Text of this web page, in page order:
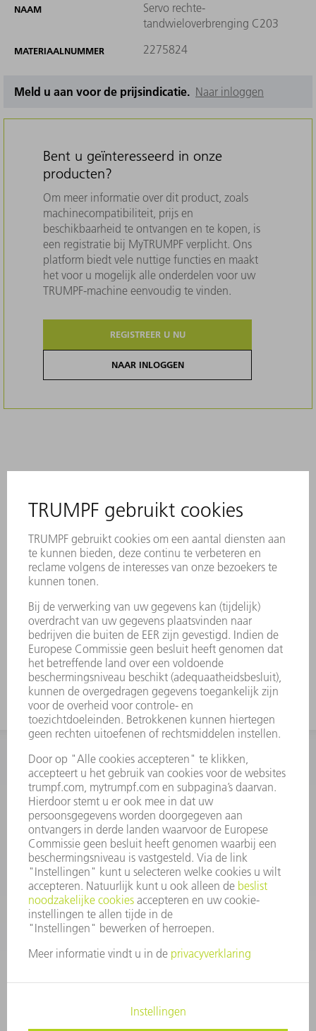
NAAM
Servo rechte-
tandwieloverbrenging C203
MATERIAALNUMMER 2275824
Meld u aan voor de prijsindicatie. Naar inloggen
Bent u geïnteresseerd in onze
producten?
Om meer informatie over dit product, zoals
machinecompatibiliteit, prijs en
beschikbaarheid te ontvangen en te kopen, is
een registratie bij MyTRUMPF verplicht. Ons
platform biedt vele nuttige functies en maakt
het voor u mogelijk alle onderdelen voor uw
TRUMPF-machine eenvoudig te vinden.
REGISTREER U NU
NAAR INLOGGEN
INFORMATIE
Veel gestelde vragen
Algemene voorwaarden
CONTACT
+31 88 4002 400
Ma. - vr. 8.00 - 17.00 uur
onderdelen.tnl@de.trumpf.com